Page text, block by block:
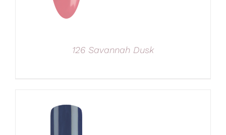
126 Savannah Dusk